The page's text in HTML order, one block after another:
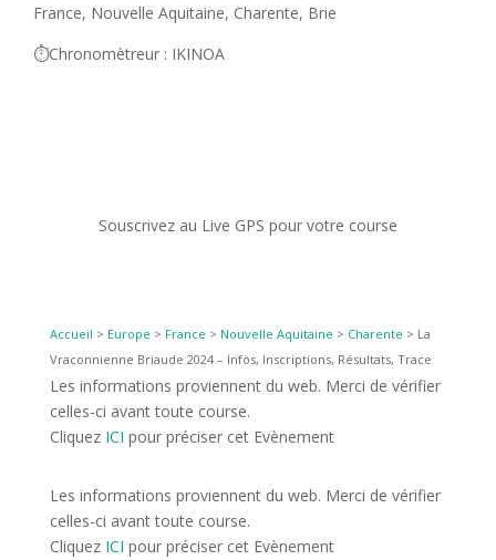
France, Nouvelle Aquitaine, Charente, Brie
⏱️Chronomètreur : IKINOA
Souscrivez au Live GPS pour votre course
Accueil > Europe > France > Nouvelle Aquitaine > Charente > La
Vraconnienne Briaude 2024 – Infos, Inscriptions, Résultats, Trace
Les informations proviennent du web. Merci de vérifier
celles-ci avant toute course.
Cliquez ICI pour préciser cet Evènement
Les informations proviennent du web. Merci de vérifier
celles-ci avant toute course.
Cliquez ICI pour préciser cet Evènement